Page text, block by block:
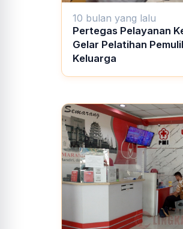
10 bulan yang lalu
Pertegas Pelayanan
Gelar Pelatihan
Keluarga